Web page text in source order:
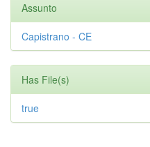
Assunto
Capistrano - CE
Has File(s)
true